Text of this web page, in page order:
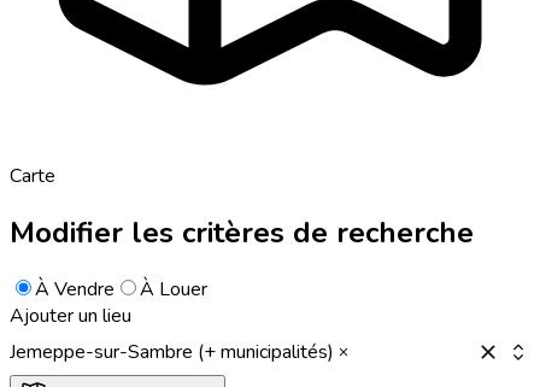
Carte
Modifier les critères de recherche
À Vendre
À Louer
Ajouter un lieu
Jemeppe-sur-Sambre (+ municipalités)